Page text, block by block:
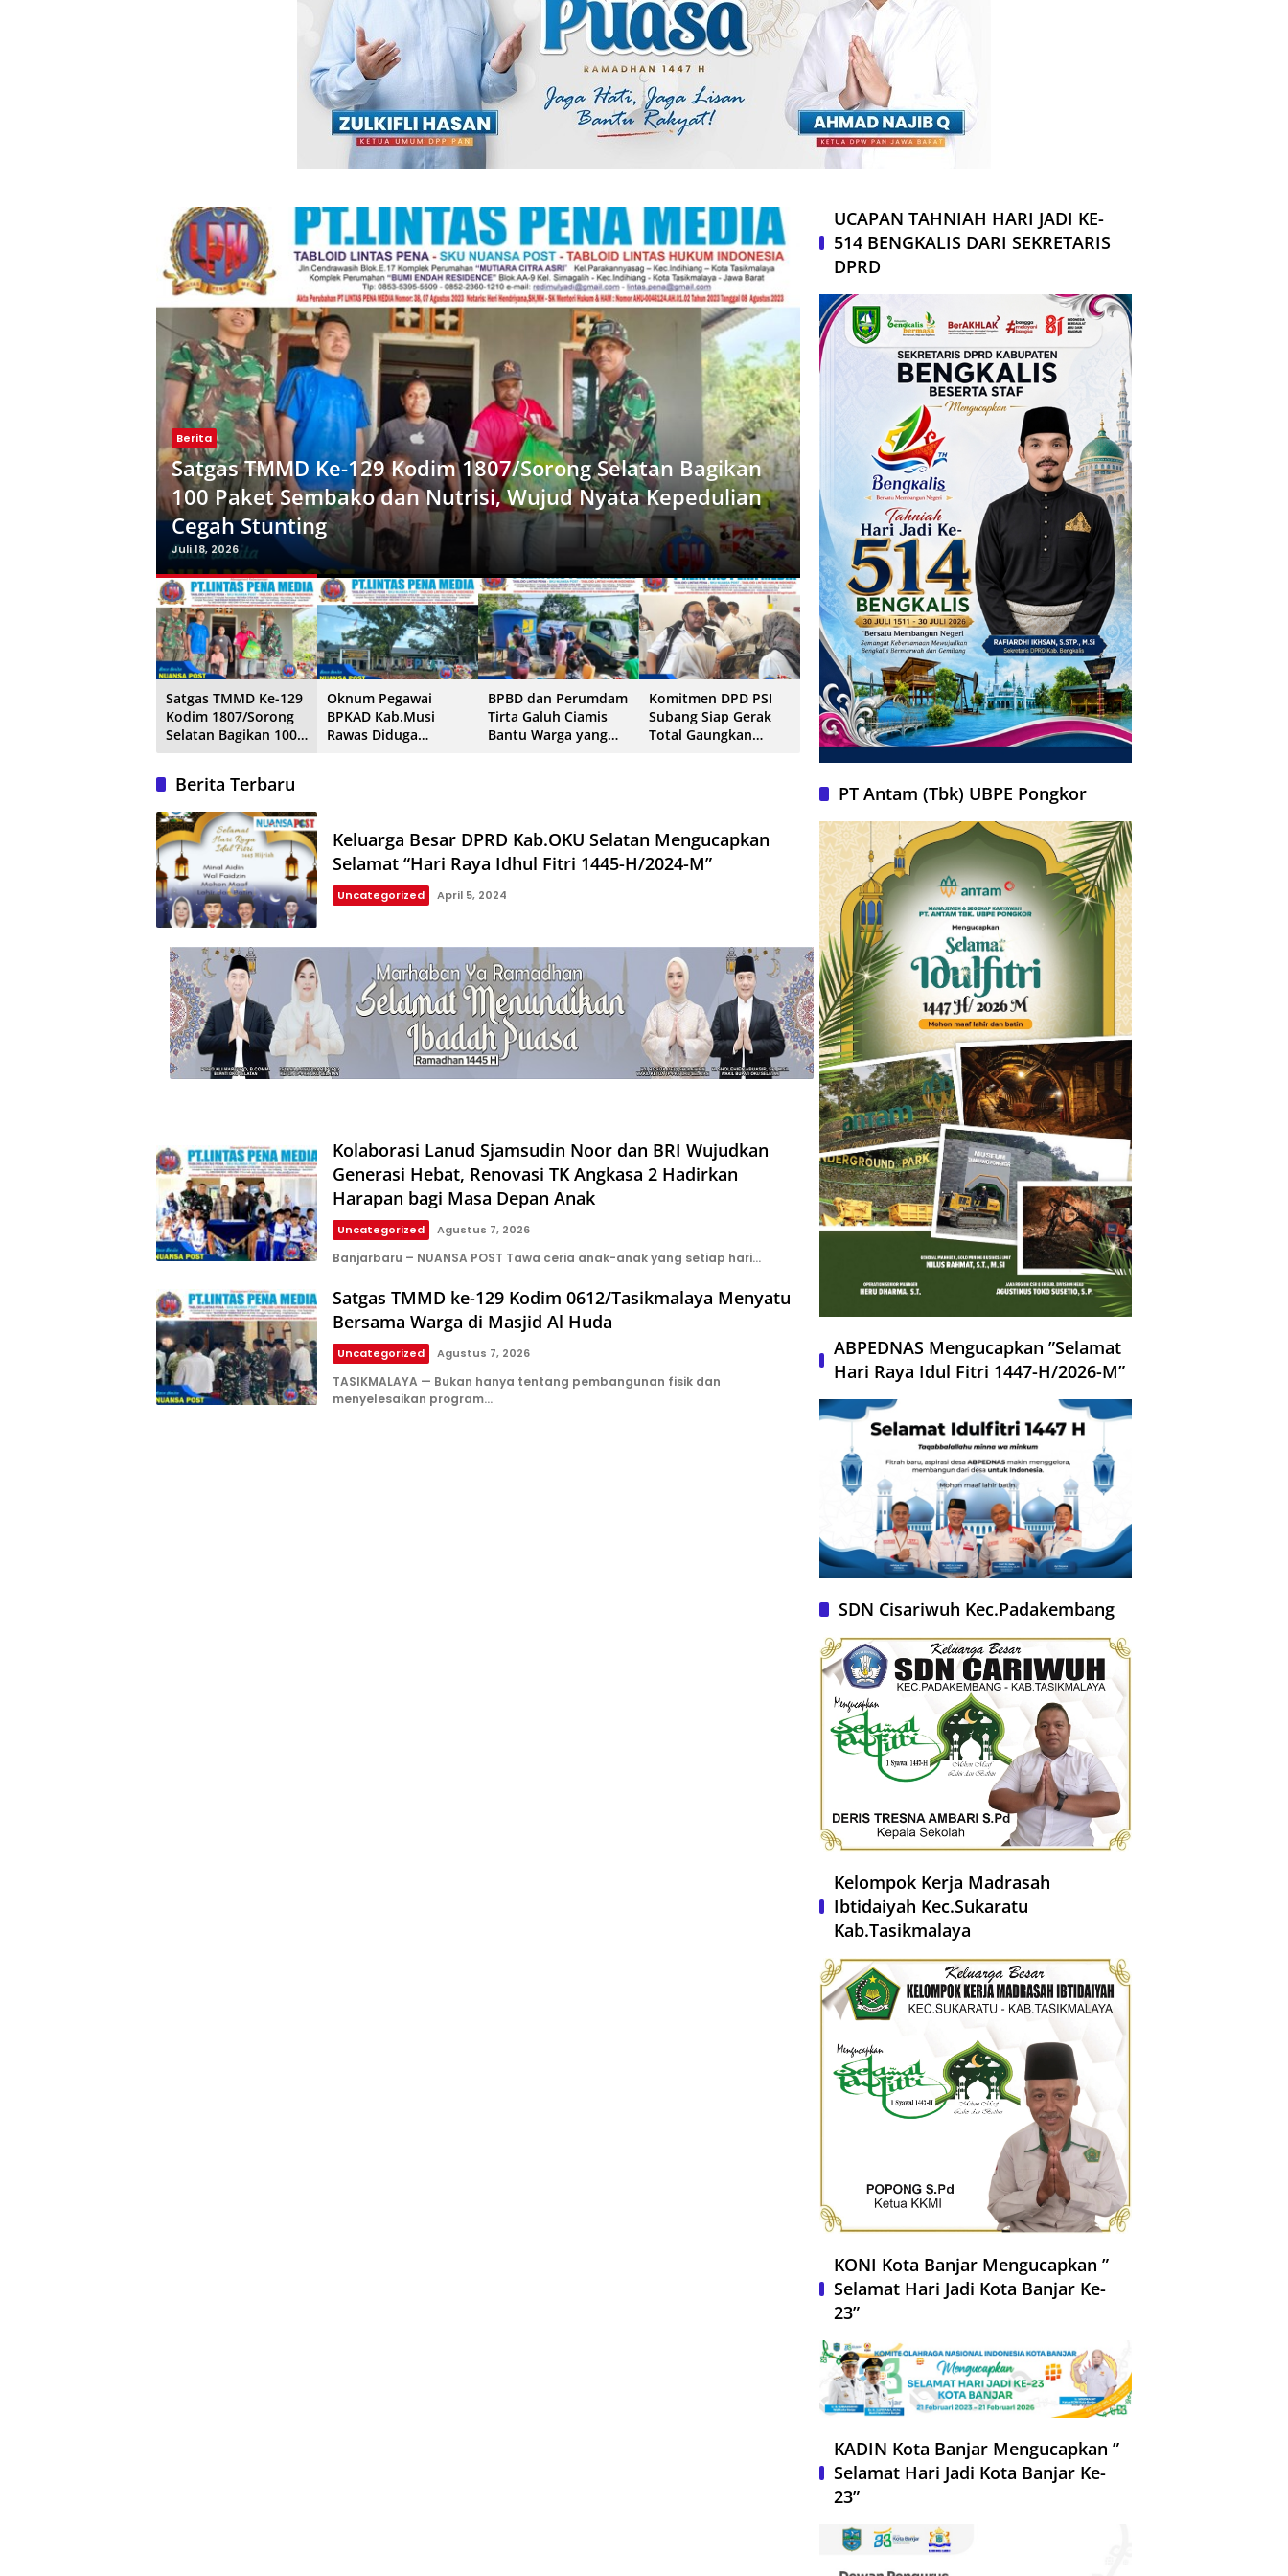
Berita
Satgas TMMD Ke-129 Kodim 1807/Sorong Selatan Bagikan
100 Paket Sembako dan Nutrisi, Wujud Nyata Kepedulian
Cegah Stunting
Juli 18, 2026
Berita Daerah
Oknum Pegawai BPKAD Kab.Musi Rawas Diduga “Pungli”
#Saat Urus Berkas SPP dan SPM
Juli 15, 2026
Advertorial Banjar Berita Ciamis
BPBD dan Perumdam Tirta Galuh Ciamis Bantu Warga yang
Terdampak Kekeringan di Wilayah Kecamatan Banjarsari
Juli 13, 2026
Advertorial Bandung Berita Daerah
Komitmen DPD PSI Subang Siap Gerak Total Gaungkan
“Jokowi Menang, PSI Senang, Rakyat Cemerlang”
Juli 13, 2026
Satgas TMMD Ke-129
Kodim 1807/Sorong
Selatan Bagikan 100
Paket Sembako dan
Kepedulian Cegah
Oknum Pegawai
BPKAD Kab.Musi
Rawas Diduga
BPBD dan Perumdam
Tirta Galuh Ciamis
Bantu Warga yang
Komitmen DPD PSI
Subang Siap Gerak
Total Gaungkan
Berita Terbaru
Keluarga Besar DPRD Kab.OKU Selatan Mengucapkan
Selamat “Hari Raya Idhul Fitri 1445-H/2024-M”
Uncategorized April 5, 2024
Kolaborasi Lanud Sjamsudin Noor dan BRI Wujudkan
Generasi Hebat, Renovasi TK Angkasa 2 Hadirkan
Harapan bagi Masa Depan Anak
Uncategorized Agustus 7, 2026
Banjarbaru – NUANSA POST Tawa ceria anak-anak yang setiap hari…
Satgas TMMD ke-129 Kodim 0612/Tasikmalaya Menyatu
Bersama Warga di Masjid Al Huda
Uncategorized Agustus 7, 2026
TASIKMALAYA — Bukan hanya tentang pembangunan fisik dan
menyelesaikan program…
SKU
UCAPAN TAHNIAH HARI JADI KE-
514 BENGKALIS DARI SEKRETARIS
DPRD
PT Antam (Tbk) UBPE Pongkor
ABPEDNAS Mengucapkan ”Selamat
Hari Raya Idul Fitri 1447-H/2026-M”
SDN Cisariwuh Kec.Padakembang
Kelompok Kerja Madrasah
Ibtidaiyah Kec.Sukaratu
Kab.Tasikmalaya
KONI Kota Banjar Mengucapkan ”
Selamat Hari Jadi Kota Banjar Ke-
23”
KADIN Kota Banjar Mengucapkan ”
Selamat Hari Jadi Kota Banjar Ke-
23”